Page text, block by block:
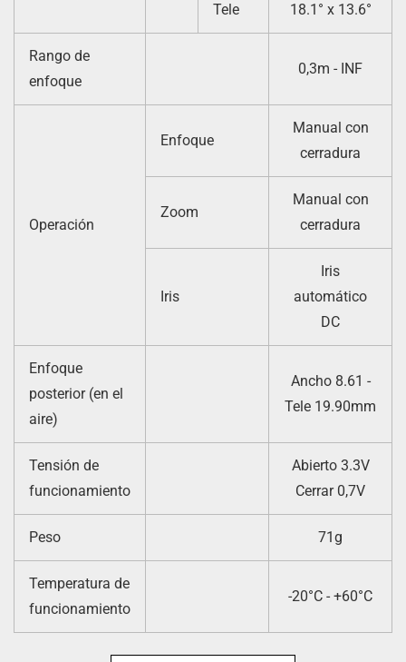
Tele 18.1° x 13.6°
Rango de
enfoque
0,3m - INF
Operación
Enfoque
Manual con
cerradura
Zoom
Manual con
cerradura
Iris
Iris
automático
DC
Enfoque
posterior (en el
aire)
Ancho 8.61 -
Tele 19.90mm
Tensión de
funcionamiento
Abierto 3.3V
Cerrar 0,7V
Peso 71g
Temperatura de
funcionamiento
-20°C - +60°C